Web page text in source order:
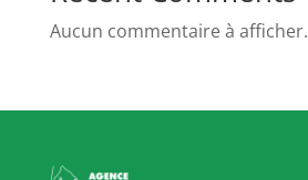
Aucun commentaire à afficher.